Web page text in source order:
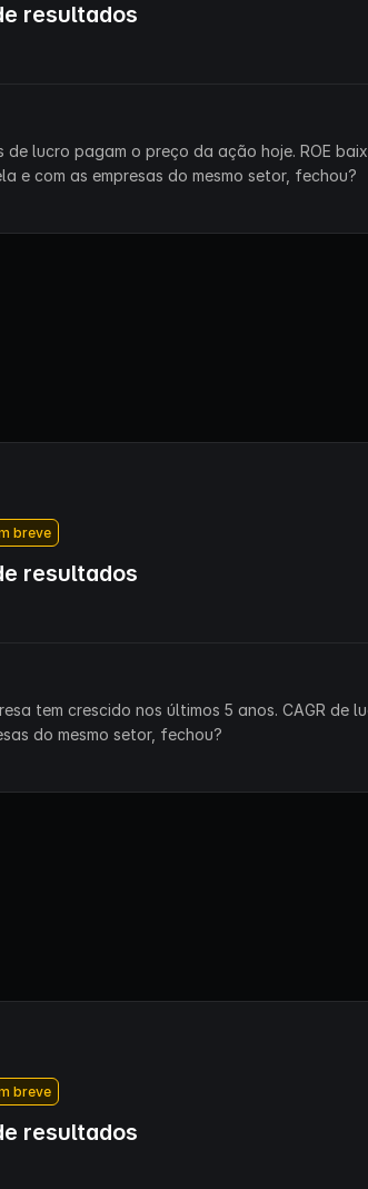
resultados
lucro pagam o preço da ação hoje. ROE
e com as empresas do mesmo setor, fechou?
breve
resultados
tem crescido nos últimos 5 anos. CAGR de
do mesmo setor, fechou?
breve
resultados